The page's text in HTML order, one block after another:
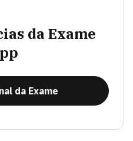
da Exame
da Exame